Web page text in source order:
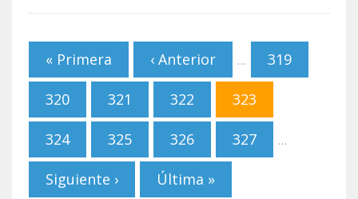
Páginas
« Primera ‹ Anterior … 319
320 321 322 323
324 325 326 327 …
Siguiente › Última »